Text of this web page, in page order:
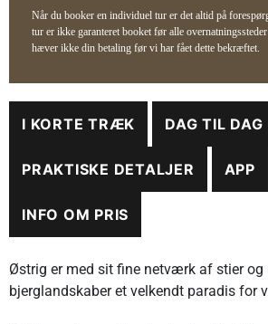
Når du booker en individuel tur er det altid på
tur er ikke garanteret booket før alle
hæver ikke din betaling før vi har fået dette bekræftet.
I KORTE TRÆK DAG TIL DAG
PRAKTISKE DETALJER APP
INFO OM PRIS
Østrig er med sit fine netværk af stier og
bjerglandskaber et velkendt paradis for